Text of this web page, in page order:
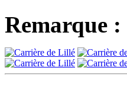
Remarque :